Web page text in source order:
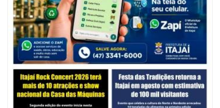
05/08/2026 | 07:00
Balneário Camboriú anuncia novo concurso para Guarda Municipal